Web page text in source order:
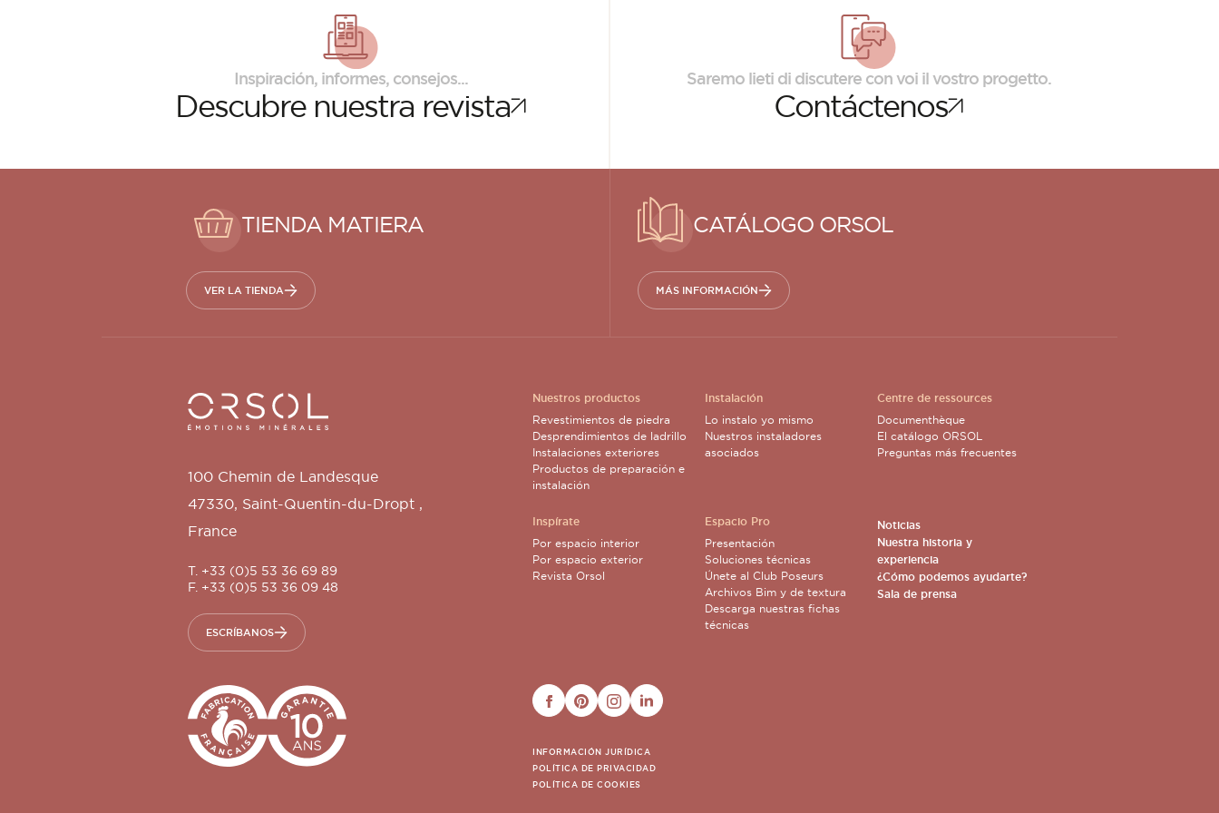
Inspiración, informes, consejos...
Descubrenuestra revista
Saremo lieti di discutere con voi il vostro progetto.
Contáctenos
TIENDA MATIERA
VER LA TIENDA
CATÁLOGO ORSOL
MÁS INFORMACIÓN
Orsol S.A.
100 Chemin de Landesque
47330, Saint-Quentin-du-Dropt ,
France
T. +33 (0)5 53 36 69 89
F. +33 (0)5 53 36 09 48
ESCRÍBANOS
Nuestros productos
Revestimientos de piedra
Desprendimientos de ladrillo
Instalaciones exteriores
Productos de preparación e
instalación
Inspírate
Por espacio interior
Por espacio exterior
Revista Orsol
Instalación
Lo instalo yo mismo
Nuestros instaladores
asociados
Espacio Pro
Presentación
Soluciones técnicas
Únete al Club Poseurs
Archivos Bim y de textura
Descarga nuestras fichas
técnicas
Centre de ressources
Documenthèque
El catálogo ORSOL
Preguntas más frecuentes
Noticias
Nuestra historia y
experiencia
¿Cómo podemos ayudarte?
Sala de prensa
FACEBOOKPINTERESTINSTAGRAM
LINKEDIN
INFORMACIÓN JURÍDICA
POLÍTICA DE PRIVACIDAD
POLÍTICA DE COOKIES